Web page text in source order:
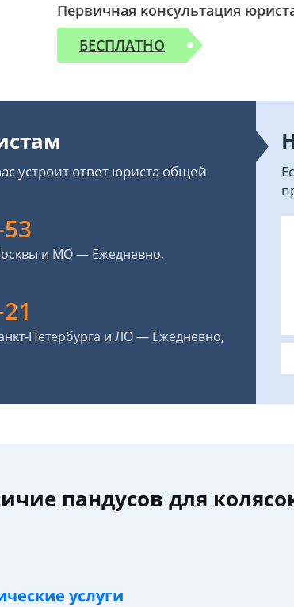
Первичная консультация
БЕСПЛАТНО
устроит ответ юриста общей
и МО — Ежедневно,
Петербурга и ЛО — Ежедневно,
пандусов для
услуги